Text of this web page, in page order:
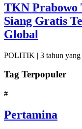
TKN Prabowo
Siang Gratis
Global
POLITIK | 3 tahun
Tag Terpopuler
#
Pertamina